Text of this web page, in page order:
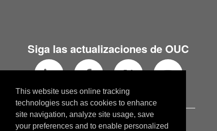
Siga las actualizaciones de OUC
OUC.com
This website uses online tracking
technologies such as cookies to enhance
site navigation, analyze site usage, save
your preferences and to enable personalized